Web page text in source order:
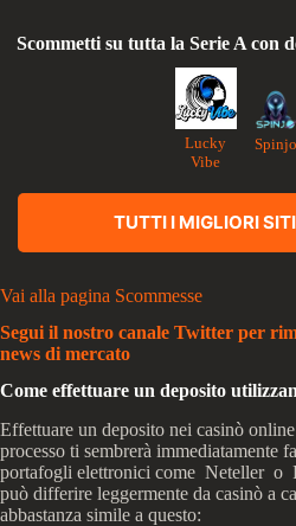
Scommetti su tutta la Serie A con
Lucky
Vibe
Spinjo
TUTTI I MIGLIORI
Vai alla pagina Scommesse
Segui il nostro canale Twitter per
news di mercato
Come effettuare un deposito
Effettuare un deposito nei casinò
processo ti sembrerà immediatamente
portafogli elettronici come Neteller o
può differire leggermente da casinò a
abbastanza simile a questo: